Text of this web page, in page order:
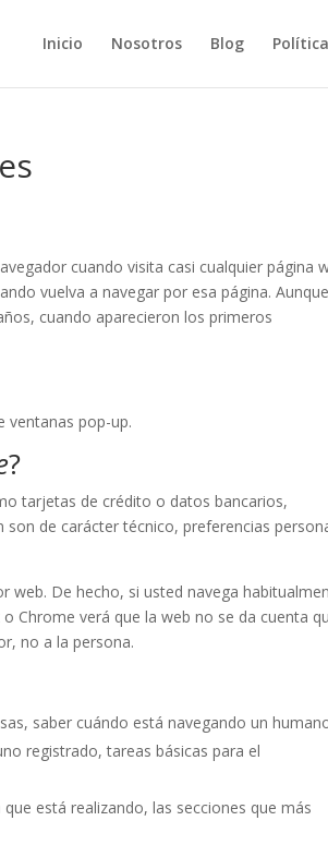
Inicio Nosotros Blog
cuando visita casi cualquier página
vuelva a navegar por esa página. Aunque
cuando aparecieron los primeros
ventanas pop-up.
?
tarjetas de crédito o datos bancarios,
de carácter técnico, preferencias
web. De hecho, si usted navega
Chrome verá que la web no se da cuenta
no a la persona.
saber cuándo está navegando un
registrado, tareas básicas para el
está realizando, las secciones que más